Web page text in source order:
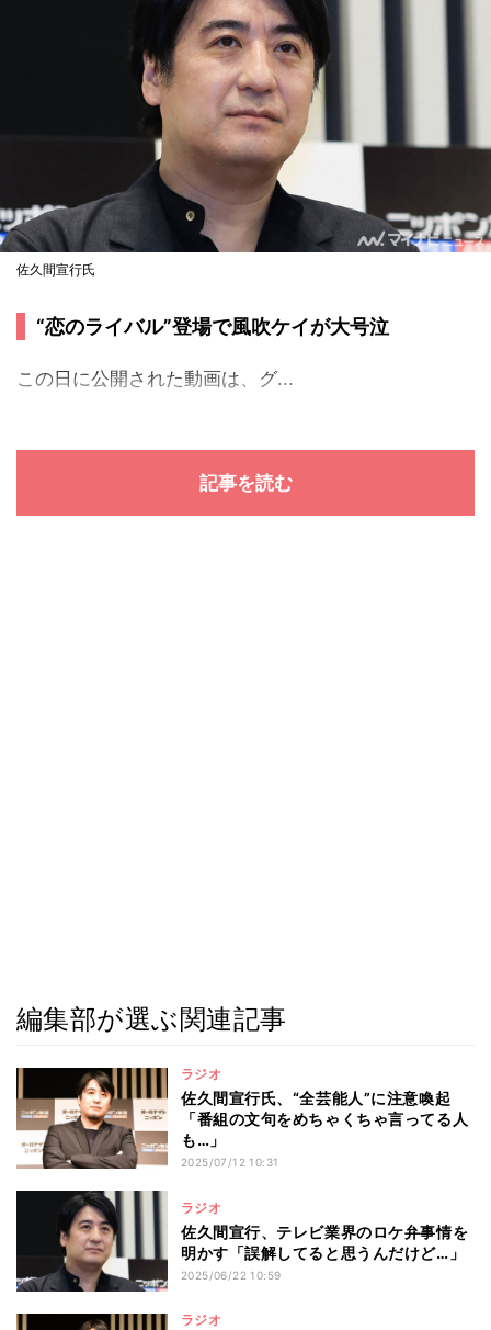
佐久間宣行氏
“恋のライバル”登場で風吹ケイが大号泣
この日に公開された動画は、グ...
記事を読む
編集部が選ぶ関連記事
ラジオ
佐久間宣行氏、“全芸能人”に注意喚起
「番組の文句をめちゃくちゃ言ってる人
も…」
2025/07/12 10:31
ラジオ
佐久間宣行、テレビ業界のロケ弁事情を
明かす「誤解してると思うんだけど…」
2025/06/22 10:59
ラジオ